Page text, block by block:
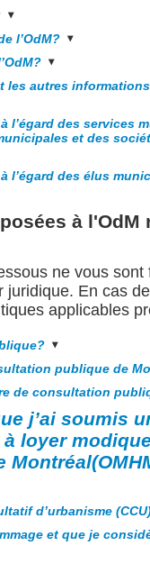
l’OdM?
autres
l’égard des services
et des
l’égard des élus
à l'OdM
ne vous sont
juridique. En cas
applicables
publique de
de consultation
j’ai soumis
loyer
d’urbanisme
et que je